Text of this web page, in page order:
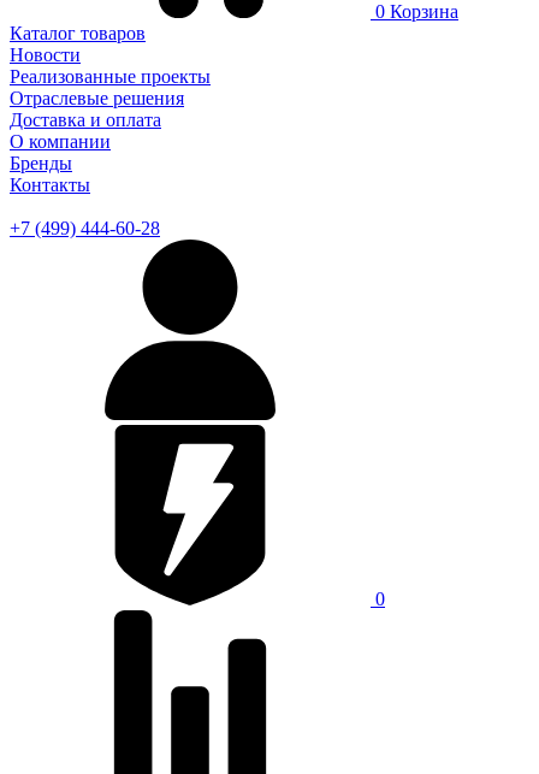
0 Корзина
Каталог товаров
Новости
Реализованные проекты
Отраслевые решения
Доставка и оплата
О компании
Бренды
Контакты
+7 (499) 444-60-28
0